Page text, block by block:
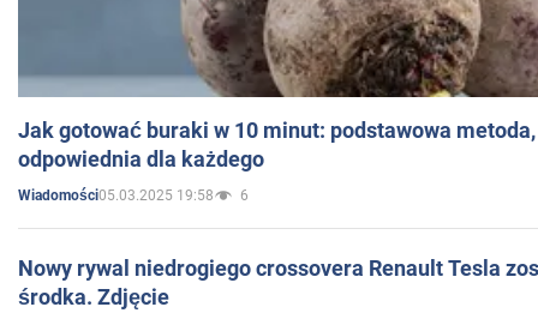
Jak gotować buraki w 10 minut: podstawowa
odpowiednia dla każdego
Wiadomości05.03.2025 19:58 6
Nowy rywal niedrogiego crossovera Renault Tesla
środka. Zdjęcie